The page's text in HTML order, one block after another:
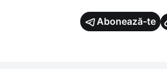
Abonează-te